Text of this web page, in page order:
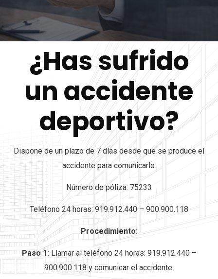
¿Has sufrido
un accidente
deportivo?
Dispone de un plazo de 7 días desde que se produce el
accidente para comunicarlo.
Número de póliza: 75233
Teléfono 24 horas: 919.912.440 – 900.900.118
Procedimiento:
Paso 1: Llamar al teléfono 24 horas: 919.912.440 –
900.900.118 y comunicar el accidente.